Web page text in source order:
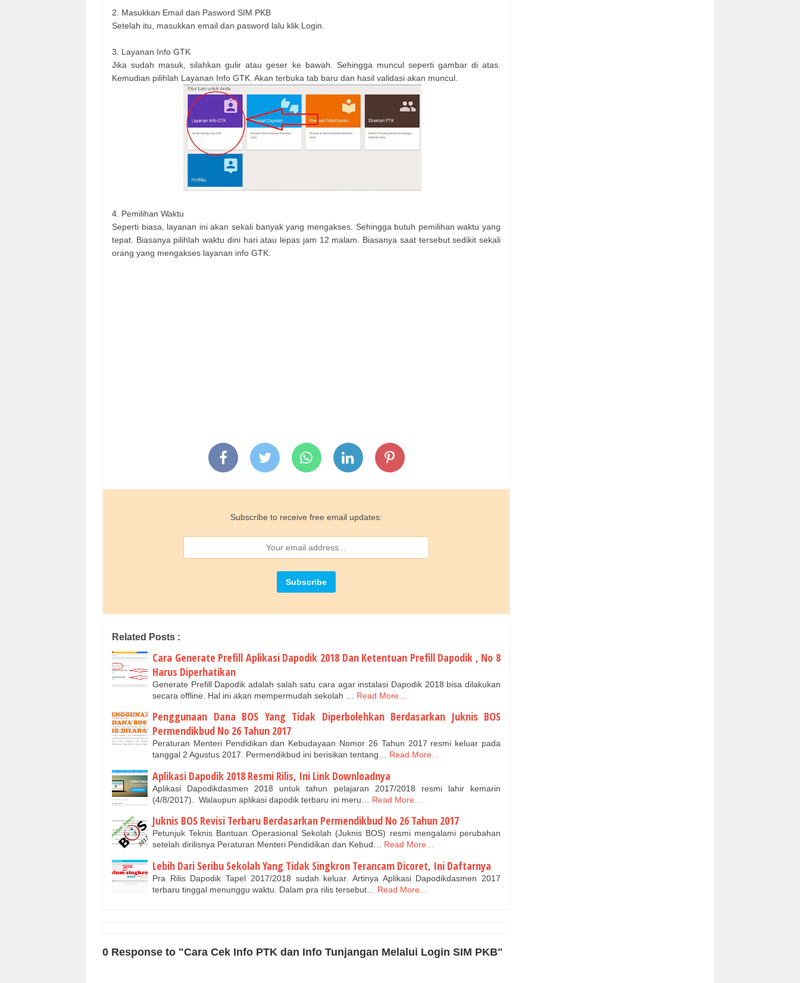
2. Masukkan Email dan Pasword SIM PKB
Setelah itu, masukkan email dan pasword lalu klik Login.
3. Layanan Info GTK
Jika sudah masuk, silahkan gulir atau geser ke bawah. Sehingga muncul seperti gambar di atas.
Kemudian pilihlah Layanan Info GTK. Akan terbuka tab baru dan hasil validasi akan muncul.
4. Pemilihan Waktu
Seperti biasa, layanan ini akan sekali banyak yang mengakses. Sehingga butuh pemilihan waktu yang
tepat. Biasanya pilihlah waktu dini hari atau lepas jam 12 malam. Biasanya saat tersebut sedikit sekali
orang yang mengakses layanan info GTK.
Subscribe to receive free email updates:
Related Posts :
Cara Generate Prefill Aplikasi Dapodik 2018 Dan Ketentuan Prefill Dapodik , No 8
Harus Diperhatikan
Generate Prefill Dapodik adalah salah satu cara agar instalasi Dapodik 2018 bisa dilakukan
secara offline. Hal ini akan mempermudah sekolah …
Read More...
Penggunaan Dana BOS Yang Tidak Diperbolehkan Berdasarkan Juknis BOS
Permendikbud No 26 Tahun 2017
Peraturan Menteri Pendidikan dan Kebudayaan Nomor 26 Tahun 2017 resmi keluar pada
tanggal 2 Agustus 2017. Permendikbud ini berisikan tentang… Read More...
Aplikasi Dapodik 2018 Resmi Rilis, Ini Link Downloadnya
Aplikasi Dapodikdasmen 2018 untuk tahun pelajaran 2017/2018 resmi lahir kemarin
(4/8/2017). Walaupun aplikasi dapodik terbaru ini meru…
Read More...
Juknis BOS Revisi Terbaru Berdasarkan Permendikbud No 26 Tahun 2017
Petunjuk Teknis Bantuan Operasional Sekolah (Juknis BOS) resmi mengalami perubahan
setelah dirilisnya Peraturan Menteri Pendidikan dan Kebud… Read More...
Lebih Dari Seribu Sekolah Yang Tidak Singkron Terancam Dicoret, Ini Daftarnya
Pra Rilis Dapodik Tapel 2017/2018 sudah keluar. Artinya Aplikasi Dapodikdasmen 2017
terbaru tinggal menunggu waktu. Dalam pra rilis tersebut…
Read More...
0 Response to "Cara Cek Info PTK dan Info Tunjangan Melalui Login SIM PKB"